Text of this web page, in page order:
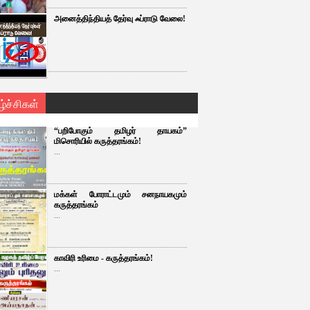
அனைத்திந்தியத் தேர்வு ஃப்ராடு வேலை!
“பறிபோகும் தமிழர் தாயகம்”
மிசொரியில் கருத்தரங்கம்!
...
மக்கள் போராட்டமும் சனநாயகமும்
கருத்தரங்கம்
...
காவிரி உரிமை - கருத்தரங்கம்!
...